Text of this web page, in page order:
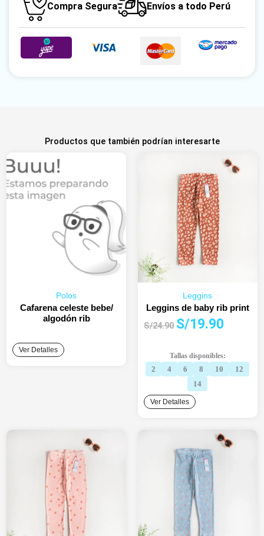
Compra Segura Envíos a todo Perú
Productos que también podrían interesarte
Polos
Cafarena celeste bebe/
algodón rib
Ver Detalles
Leggins
Leggins de baby rib print
S/24.90
El
era:
S/24.90.
S/19.90
es:
S/19.90.
Tallas disponibles:
2 4 6 8 10
12
14
Ver Detalles